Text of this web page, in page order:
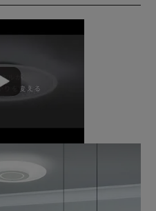
ーヤマの新発想！
識。
消灯の他、明るさや色味など
ピーカー、無線LANは不
す。